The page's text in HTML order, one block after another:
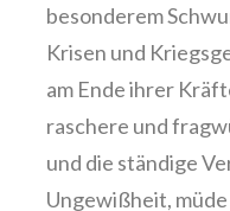
besonderem
Krisen und
am Ende ihrer
raschere und
und die ständige
Ungewißheit,